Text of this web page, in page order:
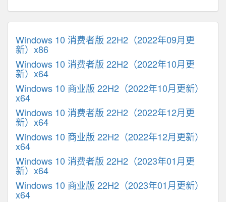
Windows 10 消费者版 22H2（2022年09月更
新）x86
Windows 10 消费者版 22H2（2022年10月更
新）x64
Windows 10 商业版 22H2（2022年10月更新）
x64
Windows 10 消费者版 22H2（2022年12月更
新）x64
Windows 10 商业版 22H2（2022年12月更新）
x64
Windows 10 消费者版 22H2（2023年01月更
新）x64
Windows 10 商业版 22H2（2023年01月更新）
x64